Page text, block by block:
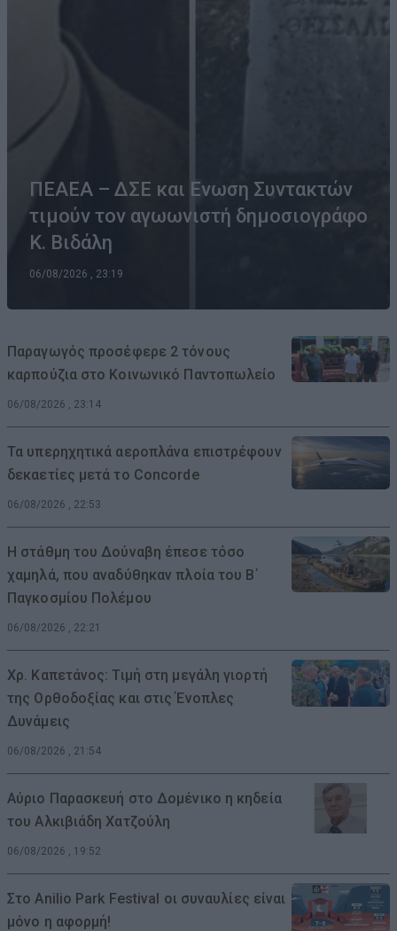
ΠΕΑΕΑ – ΔΣΕ και Ενωση Συντακτών
τιμούν τον αγωωνιστή δημοσιογράφο
Κ. Βιδάλη
06/08/2026 , 23:19
Παραγωγός προσέφερε 2 τόνους
καρπούζια στο Κοινωνικό Παντοπωλείο
06/08/2026 , 23:14
Τα υπερηχητικά αεροπλάνα επιστρέφουν
δεκαετίες μετά το Concorde
06/08/2026 , 22:53
Η στάθμη του Δούναβη έπεσε τόσο
χαμηλά, που αναδύθηκαν πλοία του Β΄
Παγκοσμίου Πολέμου
06/08/2026 , 22:21
Χρ. Καπετάνος: Τιμή στη μεγάλη γιορτή
της Ορθοδοξίας και στις Ένοπλες
Δυνάμεις
06/08/2026 , 21:54
Αύριο Παρασκευή στο Δομένικο η κηδεία
του Αλκιβιάδη Χατζούλη
06/08/2026 , 19:52
Στο Anilio Park Festival οι συναυλίες είναι
μόνο η αφορμή!